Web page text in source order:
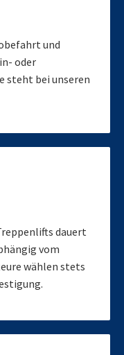
und
oder
steht bei unseren
dauert
vom
wählen stets